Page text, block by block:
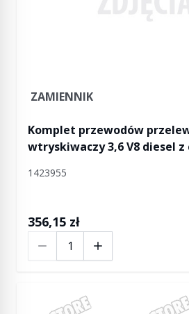
ZAMIENNIK
Komplet przewodów
wtryskiwaczy 3,6 V8 diesel
1423955
356,15 zł